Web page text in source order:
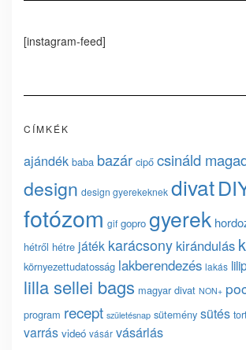
[instagram-feed]
CÍMKÉK
ajándék baba bazár cipő csináld
design design gyerekeknek divat
fotózom gif gopro gyerek
hétről hétre játék karácsony kirándulás
környezettudatosság lakberendezés lakás
lilla sellei bags magyar divat NON+
program recept születésnap sütemény sütés
varrás videó vásár vásárlás